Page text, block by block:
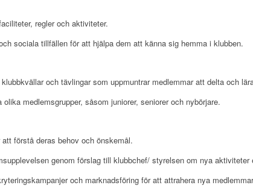
regler och aktiviteter.
sociala tillfällen för att hjälpa dem att känna sig hemma i klubben.
och tävlingar som uppmuntrar medlemmar att delta och
medlemsgrupper, såsom juniorer, seniorer och nybörjare.
förstå deras behov och önskemål.
genom förslag till klubbchef/ styrelsen om nya aktiviteter
och marknadsföring för att attrahera nya